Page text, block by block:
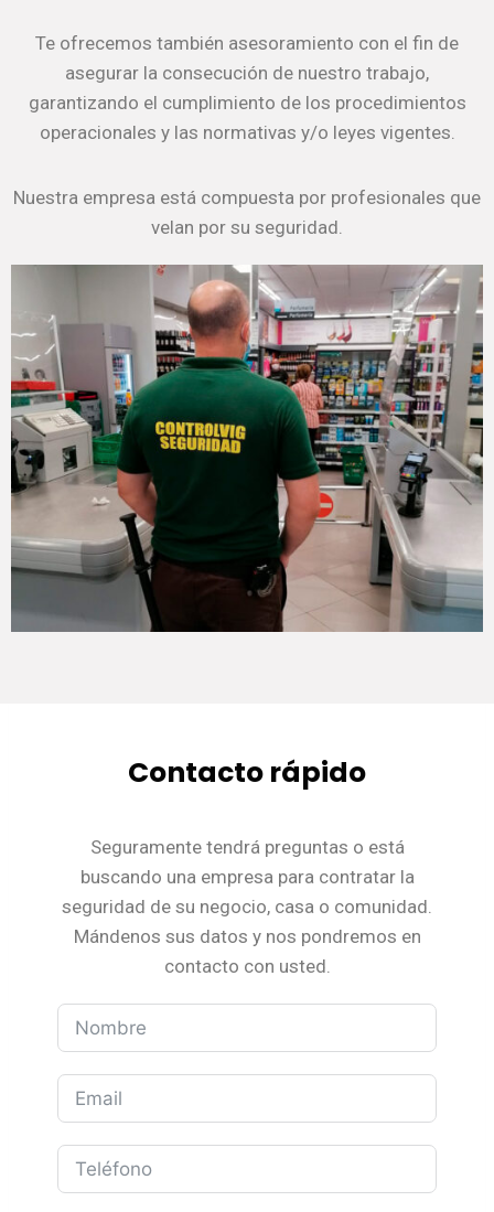
Te ofrecemos también asesoramiento con el fin de
asegurar la consecución de nuestro trabajo,
garantizando el cumplimiento de los procedimientos
operacionales y las normativas y/o leyes vigentes.
Nuestra empresa está compuesta por profesionales que
velan por su seguridad.
Contacto rápido
Seguramente tendrá preguntas o está
buscando una empresa para contratar la
seguridad de su negocio, casa o comunidad.
Mándenos sus datos y nos pondremos en
contacto con usted.